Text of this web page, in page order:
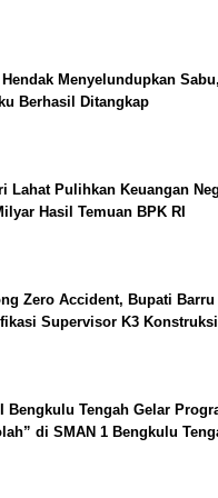
Hendak Menyelundupkan
Berhasil Ditangkap
Lahat Pulihkan Keuangan
Hasil Temuan BPK RI
Zero Accident, Bupati Barru
Supervisor K3 Konstruksi
Bengkulu Tengah Gelar
di SMAN 1 Bengkulu